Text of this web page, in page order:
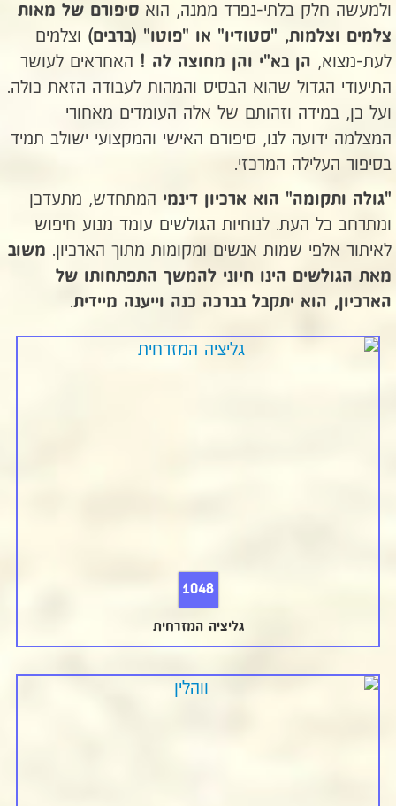
ולמעשה חלק בלתי-נפרד ממנה, הוא סיפורם של מאות
צלמים וצלמות, "סטודיו" או "פוטו" (ברבים) וצלמים
לעת-מצוא, הן בא"י והן מחוצה לה ! האחראים לעושר
התיעודי הגדול שהוא הבסיס והמהות לעבודה הזאת כולה.
ועל כן, במידה וזהותם של אלה העומדים מאחורי
המצלמה ידועה לנו, סיפורם האישי והמקצועי ישולב תמיד
בסיפור העלילה המרכזי.
"גולה ותקומה" הוא ארכיון דינמי המתחדש, מתעדכן
ומתרחב כל העת. לנוחיות הגולשים עומד מנוע חיפוש
לאיתור אלפי שמות אנשים ומקומות מתוך הארכיון. משוב
מאת הגולשים הינו חיוני להמשך התפתחותו של
הארכיון, הוא יתקבל בברכה כנה וייענה מיידית.
1048
גליציה המזרחית